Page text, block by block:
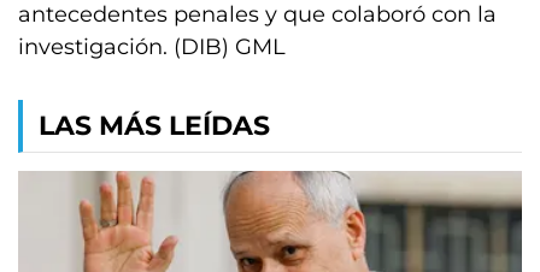
antecedentes penales y que colaboró con la
investigación. (DIB) GML
LAS MÁS LEÍDAS